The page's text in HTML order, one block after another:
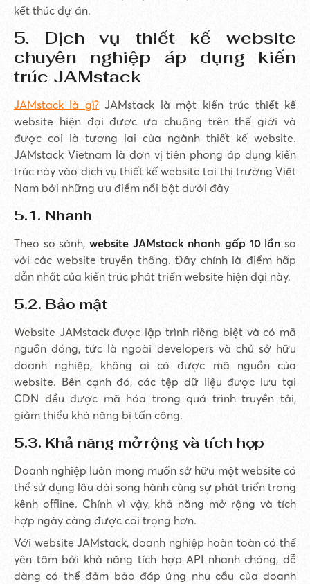
kết thúc dự án.
5. Dịch vụ thiết kế website
chuyên nghiệp áp dụng kiến
trúc JAMstack
JAMstack là gì?JAMstack là một kiến trúc thiết kế
website hiện đại được ưa chuộng trên thế giới và
được coi là tương lai của ngành thiết kế website.
JAMstack Vietnam là đơn vị tiên phong áp dụng kiến
trúc này vào dịch vụ thiết kế website tại thị trường Việt
Nam bởi những ưu điểm nổi bật dưới đây
5.1. Nhanh
Theo so sánh, website JAMstack nhanh gấp 10 lần so
với các website truyền thống. Đây chính là điểm hấp
dẫn nhất của kiến trúc phát triển website hiện đại này.
5.2. Bảo mật
Website JAMstack được lập trình riêng biệt và có mã
nguồn đóng, tức là ngoài developers và chủ sở hữu
doanh nghiệp, không ai có được mã nguồn của
website. Bên cạnh đó, các tệp dữ liệu được lưu tại
CDN đều được mã hóa trong quá trình truyền tải,
giảm thiểu khả năng bị tấn công.
5.3. Khả năng mở rộng và tích hợp
Doanh nghiệp luôn mong muốn sở hữu một website có
thể sử dụng lâu dài song hành cùng sự phát triển trong
kênh offline. Chính vì vậy, khả năng mở rộng và tích
hợp ngày càng được coi trọng hơn.
Với website JAMstack, doanh nghiệp hoàn toàn có thể
yên tâm bởi khả năng tích hợp API nhanh chóng, dễ
dàng có thể đảm bảo đáp ứng nhu cầu của doanh